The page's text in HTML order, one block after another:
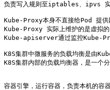
负责写入规则至iptables、ipvs 实
Kube-Proxy本身不直接给Pod 提
Kube-Proxy 实际上维护的是虚拟的
Kube-apiserver通过监控Kube-
K8S集群中微服务的负载均衡是由
K8S集群内部的负载均衡器，是一
容器引擎，运行容器，负责本机的